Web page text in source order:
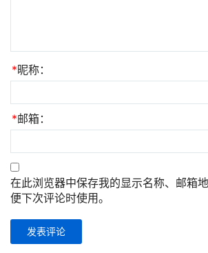
*昵称：
*邮箱：
在此浏览器中保存我的显示名称、邮箱
便下次评论时使用。